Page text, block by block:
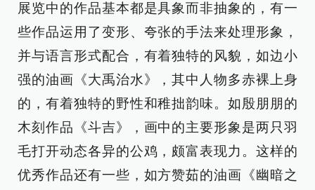
展览中的作品基本都是具象而非抽象的，有一
些作品运用了变形、夸张的手法来处理形象，
并与语言形式配合，有着独特的风貌，如边小
强的油画《大禹治水》，其中人物多赤裸上身
的，有着独特的野性和稚拙韵味。如殷朋朋的
木刻作品《斗吉》，画中的主要形象是两只羽
毛打开动态各异的公鸡，颇富表现力。这样的
优秀作品还有一些，如方赞茹的油画《幽暗之